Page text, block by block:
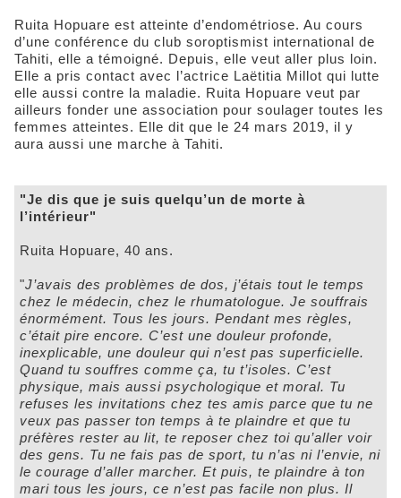
Ruita Hopuare est atteinte d’endométriose. Au cours
d’une conférence du club soroptismist international de
Tahiti, elle a témoigné. Depuis, elle veut aller plus loin.
Elle a pris contact avec l’actrice Laëtitia Millot qui lutte
elle aussi contre la maladie. Ruita Hopuare veut par
ailleurs fonder une association pour soulager toutes les
femmes atteintes. Elle dit que le 24 mars 2019, il y
aura aussi une marche à Tahiti.
"Je dis que je suis quelqu’un de morte à
l’intérieur"
Ruita Hopuare, 40 ans.
"J’avais des problèmes de dos, j’étais tout le temps
chez le médecin, chez le rhumatologue. Je souffrais
énormément. Tous les jours. Pendant mes règles,
c’était pire encore. C’est une douleur profonde,
inexplicable, une douleur qui n’est pas superficielle.
Quand tu souffres comme ça, tu t’isoles. C’est
physique, mais aussi psychologique et moral. Tu
refuses les invitations chez tes amis parce que tu ne
veux pas passer ton temps à te plaindre et que tu
préfères rester au lit, te reposer chez toi qu’aller voir
des gens. Tu ne fais pas de sport, tu n’as ni l’envie, ni
le courage d’aller marcher. Et puis, te plaindre à ton
mari tous les jours, ce n’est pas facile non plus. Il